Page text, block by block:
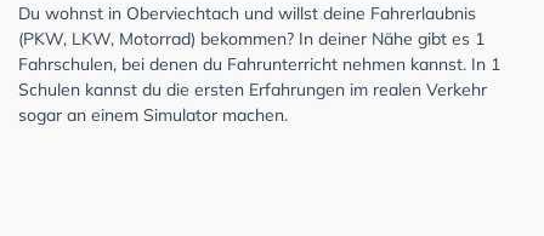
Du wohnst in Oberviechtach und willst deine Fahrerlaubnis
(PKW, LKW, Motorrad) bekommen? In deiner Nähe gibt es 1
Fahrschulen, bei denen du Fahrunterricht nehmen kannst. In 1
Schulen kannst du die ersten Erfahrungen im realen Verkehr
sogar an einem Simulator machen.